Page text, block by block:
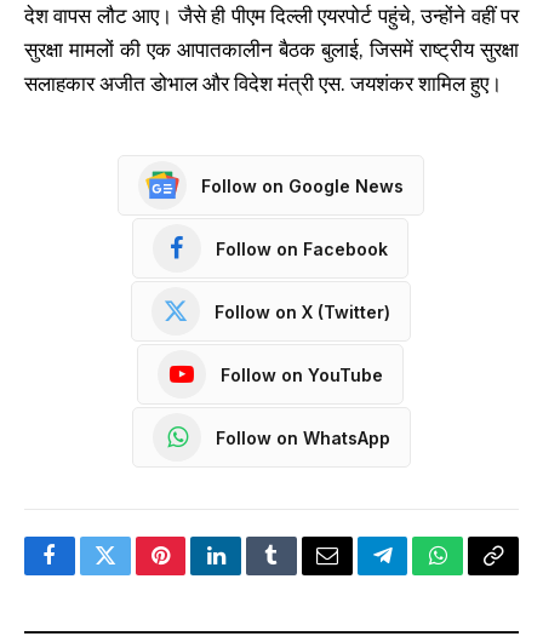
देश वापस लौट आए। जैसे ही पीएम दिल्ली एयरपोर्ट पहुंचे, उन्होंने वहीं पर
सुरक्षा मामलों की एक आपातकालीन बैठक बुलाई, जिसमें राष्ट्रीय सुरक्षा
सलाहकार अजीत डोभाल और विदेश मंत्री एस. जयशंकर शामिल हुए।
Follow on Google News
Follow on Facebook
Follow on X (Twitter)
Follow on YouTube
Follow on WhatsApp
FacebookTwitterPinterestLinkedInTumblrEmailTelegramWhatsApp
Copy